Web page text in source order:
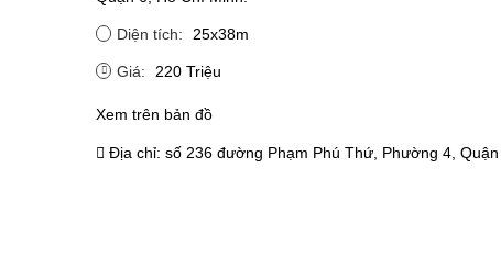
Diện tích: 25x38m
Giá: 220 Triệu
Xem trên bản đồ
Địa chỉ: số 236 đường Phạm Phú Thứ, Phường 4, Quận